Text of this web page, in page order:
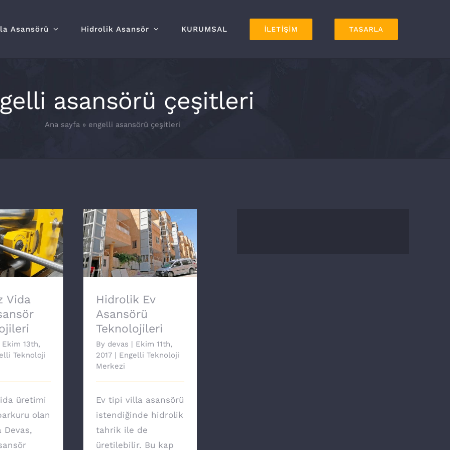
Asansörü Hidrolik Asansör KURUMSAL İLETİŞİM TASARLA
asansörü çeşitleri
Ana sayfa » engelli asansörü çeşitleri
Vida Milli
Vida
Ekim 13th,
Teknoloji
üretimi
olan
Hidrolik Ev Asansörü
Teknolojileri
Hidrolik Ev
Asansörü
Teknolojileri
By devas | Ekim 11th,
2017 | Engelli Teknoloji
Merkezi
Ev tipi villa asansörü
istendiğinde hidrolik
tahrik ile de
üretilebilir. Bu kap